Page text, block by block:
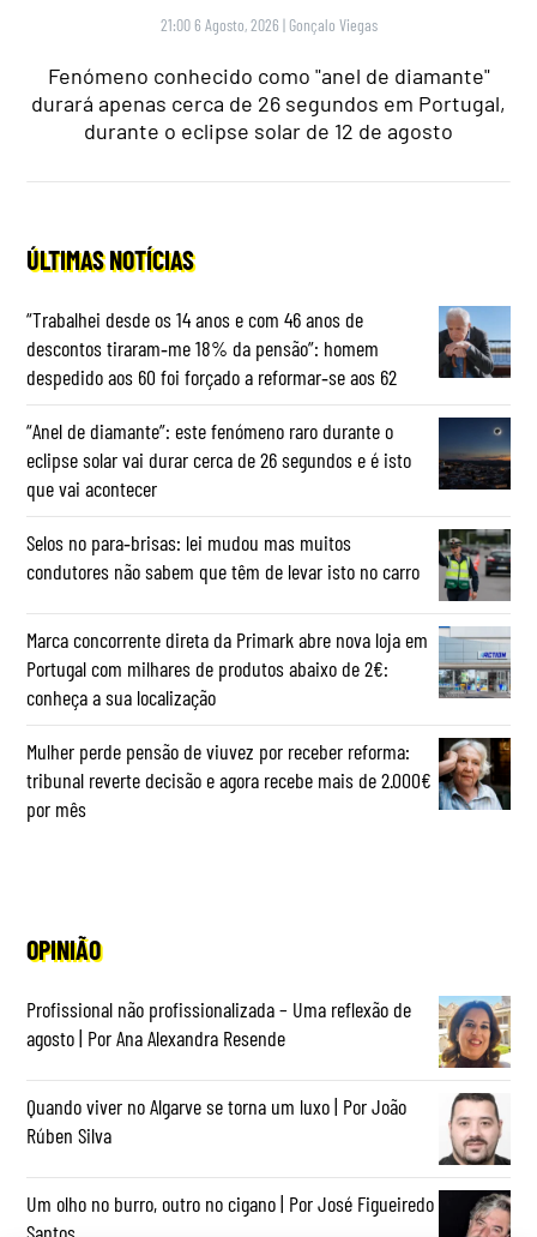
21:00 6 Agosto, 2026 | Gonçalo Viegas
Fenómeno conhecido como "anel de diamante"
durará apenas cerca de 26 segundos em Portugal,
durante o eclipse solar de 12 de agosto
ÚLTIMAS NOTÍCIAS
“Trabalhei desde os 14 anos e com 46 anos de
descontos tiraram‑me 18% da pensão”: homem
despedido aos 60 foi forçado a reformar‑se aos 62
“Anel de diamante”: este fenómeno raro durante o
eclipse solar vai durar cerca de 26 segundos e é isto
que vai acontecer
Selos no para‑brisas: lei mudou mas muitos
condutores não sabem que têm de levar isto no carro
Marca concorrente direta da Primark abre nova loja em
Portugal com milhares de produtos abaixo de 2€:
conheça a sua localização
Mulher perde pensão de viuvez por receber reforma:
tribunal reverte decisão e agora recebe mais de 2.000€
por mês
OPINIÃO
Profissional não profissionalizada – Uma reflexão de
agosto | Por Ana Alexandra Resende
Quando viver no Algarve se torna um luxo | Por João
Rúben Silva
Um olho no burro, outro no cigano | Por José Figueiredo